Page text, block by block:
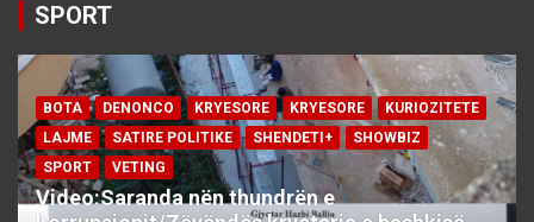
SPORT
BOTA DENONCO KRYESORE KRYESORE
KURIOZITETE
LAJME
SATIRE POLITIKE SHENDETI+
SHOWBIZ
SPORT
VETING
Video:Saranda nën thundrën e